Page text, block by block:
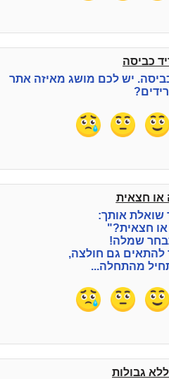
כביסה
יש לכם מושג מאיזה אתר
חצאית
אותך:
חצאית?"
שמלה!
להתאים גם חולצה,
מהתחלה...
גבולות